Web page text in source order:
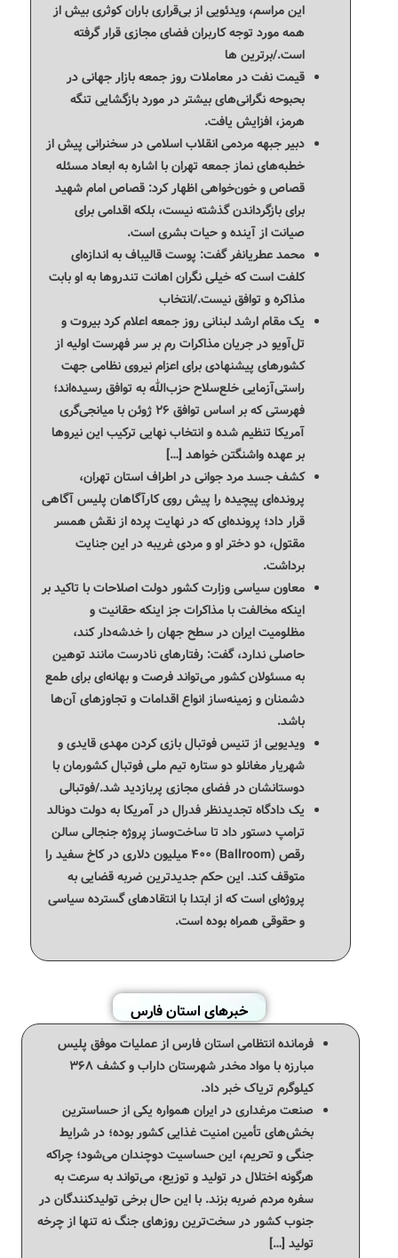
این مراسم، ویدئویی از بی‌قراری باران کوثری بیش از
همه مورد توجه کاربران فضای مجازی قرار گرفته
است./برترین ها
قیمت نفت در معاملات روز جمعه بازار جهانی در
بحبوحه نگرانی‌های بیشتر در مورد بازگشایی تنگه
هرمز، افزایش یافت.
دبیر جبهه مردمی انقلاب اسلامی در سخنرانی پیش از
خطبه‌های نماز جمعه تهران با اشاره به ابعاد مسئله
قصاص و خون‌خواهی اظهار کرد: قصاص امام شهید
برای بازگرداندن گذشته نیست، بلکه اقدامی برای
صیانت از آینده و حیات بشری است.
محمد عطریانفر گفت: پوست قالیباف به اندازه‌ای
کلفت است که خیلی نگران اهانت تندروها به او بابت
مذاکره و توافق نیست./انتخاب
یک مقام ارشد لبنانی روز جمعه اعلام کرد بیروت و
تل‌آویو در جریان مذاکرات رم بر سر فهرست اولیه از
کشورهای پیشنهادی برای اعزام نیروی نظامی جهت
راستی‌آزمایی خلع‌سلاح حزب‌الله به توافق رسیده‌اند؛
فهرستی که بر اساس توافق ۲۶ ژوئن با میانجی‌گری
آمریکا تنظیم شده و انتخاب نهایی ترکیب این نیروها
بر عهده واشنگتن خواهد […]
کشف جسد مرد جوانی در اطراف استان تهران،
پرونده‌ای پیچیده را پیش روی کارآگاهان پلیس آگاهی
قرار داد؛ پرونده‌ای که در نهایت پرده از نقش همسر
مقتول، دو دختر او و مردی غریبه در این جنایت
برداشت.
معاون سیاسی وزارت کشور دولت اصلاحات با تاکید بر
اینکه مخالفت با مذاکرات جز اینکه حقانیت و
مظلومیت ایران در سطح جهان را خدشه‌دار کند،
حاصلی ندارد، گفت: رفتارهای نادرست مانند توهین
به مسئولان کشور می‌تواند فرصت و بهانه‌ای برای طمع
دشمنان و زمینه‌ساز انواع اقدامات و تجاوزهای آن‌ها
باشد.
ویدیویی از تنیس فوتبال بازی کردن مهدی قایدی و
شهریار مغانلو دو ستاره تیم ملی فوتبال کشورمان با
دوستانشان در فضای مجازی پربازدید شد./فوتبالی
یک دادگاه تجدیدنظر فدرال در آمریکا به دولت دونالد
ترامپ دستور داد تا ساخت‌وساز پروژه جنجالی سالن
رقص (Ballroom) ۴۰۰ میلیون دلاری در کاخ سفید را
متوقف کند. این حکم جدیدترین ضربه قضایی به
پروژه‌ای است که از ابتدا با انتقادهای گسترده سیاسی
و حقوقی همراه بوده است.
خبرهای استان فارس
فرمانده انتظامی استان فارس از عملیات موفق پلیس
مبارزه با مواد مخدر شهرستان داراب و کشف ۳۶۸
کیلوگرم تریاک خبر داد.
صنعت مرغداری در ایران همواره یکی از حساسترین
بخش‌های تأمین امنیت غذایی کشور بوده؛ در شرایط
جنگی و تحریم، این حساسیت دوچندان می‌شود؛ چراکه
هرگونه اختلال در تولید و توزیع، می‌تواند به سرعت به
سفره مردم ضربه بزند. با این حال برخی تولیدکنندگان در
جنوب کشور در سخت‌ترین روزهای جنگ نه تنها از چرخه
تولید […]